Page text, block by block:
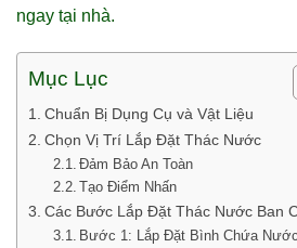
ngay tại nhà.
Mục Lục
Chuẩn Bị Dụng Cụ và Vật Liệu
Chọn Vị Trí Lắp Đặt Thác Nước
Đảm Bảo An Toàn
Tạo Điểm Nhấn
Các Bước Lắp Đặt Thác Nước Ban
Bước 1: Lắp Đặt Bình Chứa Nước